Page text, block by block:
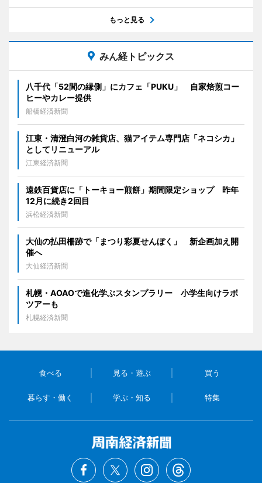
もっと見る
みん経トピックス
八千代「52間の縁側」にカフェ「PUKU」 自家焙煎コー
ヒーやカレー提供
船橋経済新聞
江東・清澄白河の雑貨店、猫アイテム専門店「ネコシカ」
としてリニューアル
江東経済新聞
遠鉄百貨店に「トーキョー煎餅」期間限定ショップ 昨年
12月に続き2回目
浜松経済新聞
大仙の払田柵跡で「まつり彩夏せんぼく」 新企画加え開
催へ
大仙経済新聞
札幌・AOAOで進化学ぶスタンプラリー 小学生向けラボ
ツアーも
札幌経済新聞
食べる 見る・遊ぶ 買う
暮らす・働く 学ぶ・知る 特集